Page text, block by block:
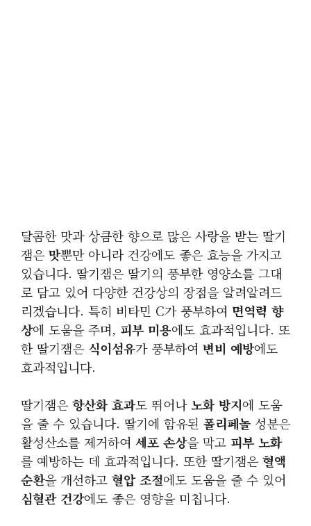
달콤한 맛과 상큼한 향으로 많은 사랑을 받는 딸기
잼은맛뿐만 아니라 건강에도 좋은 효능을 가지고
있습니다. 딸기잼은 딸기의 풍부한 영양소를 그대
로 담고 있어 다양한 건강상의 장점을 알려알려드
리겠습니다. 특히 비타민 C가 풍부하여 면역력 향
상에 도움을 주며, 피부 미용에도 효과적입니다. 또
한 딸기잼은 식이섬유가 풍부하여 변비 예방에도
효과적입니다.
딸기잼은항산화 효과도 뛰어나노화 방지에 도움
을 줄 수 있습니다. 딸기에 함유된 폴리페놀성분은
활성산소를 제거하여 세포 손상을 막고 피부 노화
를 예방하는 데 효과적입니다. 또한 딸기잼은혈액
순환을 개선하고 혈압 조절에도 도움을 줄 수 있어
심혈관 건강에도 좋은 영향을 미칩니다.